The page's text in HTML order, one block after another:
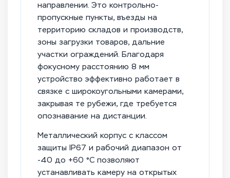
направлении. Это контрольно-
пропускные пункты, въезды на
территорию складов и производств,
зоны загрузки товаров, дальние
участки ограждений. Благодаря
фокусному расстоянию 8 мм
устройство эффективно работает в
связке с широкоугольными камерами,
закрывая те рубежи, где требуется
опознавание на дистанции.
Металлический корпус с классом
защиты IP67 и рабочий диапазон от
-40 до +60 °C позволяют
устанавливать камеру на открытых